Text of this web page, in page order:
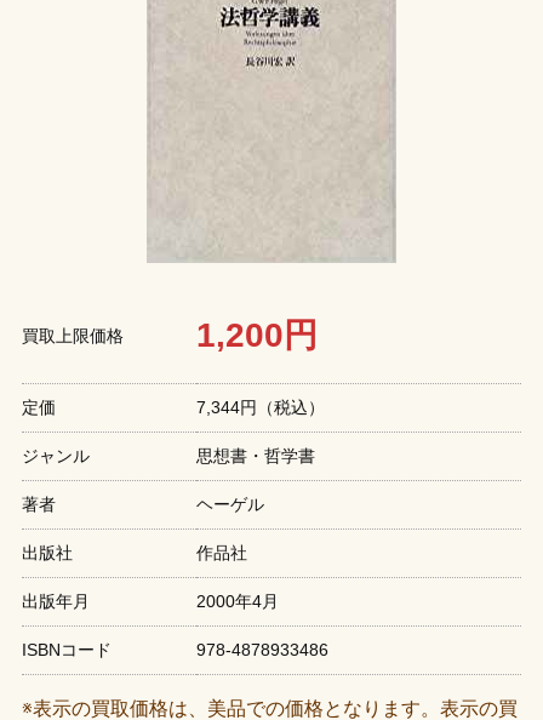
買取上限価格 1,200円
定価 7,344円（税込）
ジャンル 思想書・哲学書
著者 ヘーゲル
出版社 作品社
出版年月 2000年4月
ISBNコード 978-4878933486
※表示の買取価格は、美品での価格となります。表示の買